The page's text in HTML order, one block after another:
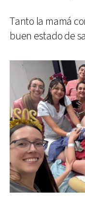
Tanto la mamá
buen estado de